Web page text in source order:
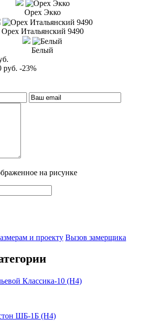
Орех Экко
Орех Итальянский 9490
Белый
руб. -23%
на рисунке
и проекту Вызов замерщика
Классика-10 (Н4)
ШБ-1Б (Н4)